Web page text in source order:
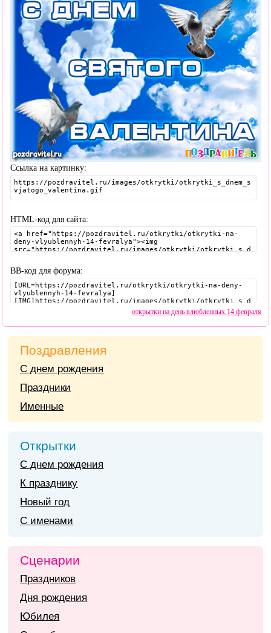
Ссылка на картинку:
HTML-код для сайта:
BB-код для форума:
открытки на день влюбленных 14 февраля
Поздравления
С днем рождения
Праздники
Именные
Открытки
С днем рождения
К празднику
Новый год
С именами
Сценарии
Праздников
Дня рождения
Юбилея